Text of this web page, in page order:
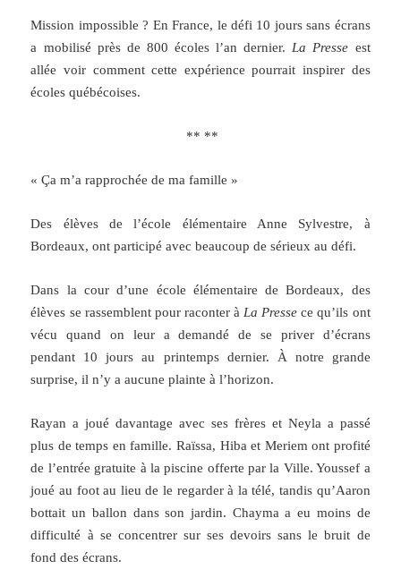
Mission impossible ? En France, le défi 10 jours sans écrans
a mobilisé près de 800 écoles l’an dernier. La Presse est
allée voir comment cette expérience pourrait inspirer des
écoles québécoises.
** **
« Ça m’a rapprochée de ma famille »
Des élèves de l’école élémentaire Anne Sylvestre, à
Bordeaux, ont participé avec beaucoup de sérieux au défi.
Dans la cour d’une école élémentaire de Bordeaux, des
élèves se rassemblent pour raconter à La Presse ce qu’ils ont
vécu quand on leur a demandé de se priver d’écrans
pendant 10 jours au printemps dernier. À notre grande
surprise, il n’y a aucune plainte à l’horizon.
Rayan a joué davantage avec ses frères et Neyla a passé
plus de temps en famille. Raïssa, Hiba et Meriem ont profité
de l’entrée gratuite à la piscine offerte par la Ville. Youssef a
joué au foot au lieu de le regarder à la télé, tandis qu’Aaron
bottait un ballon dans son jardin. Chayma a eu moins de
difficulté à se concentrer sur ses devoirs sans le bruit de
fond des écrans.